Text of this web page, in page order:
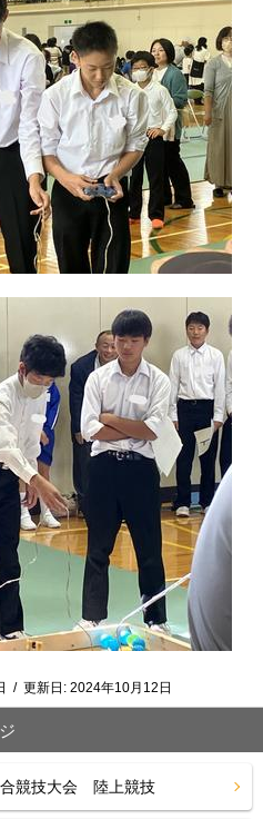
/ 更新日: 2024年10月12日
競技大会 陸上競技